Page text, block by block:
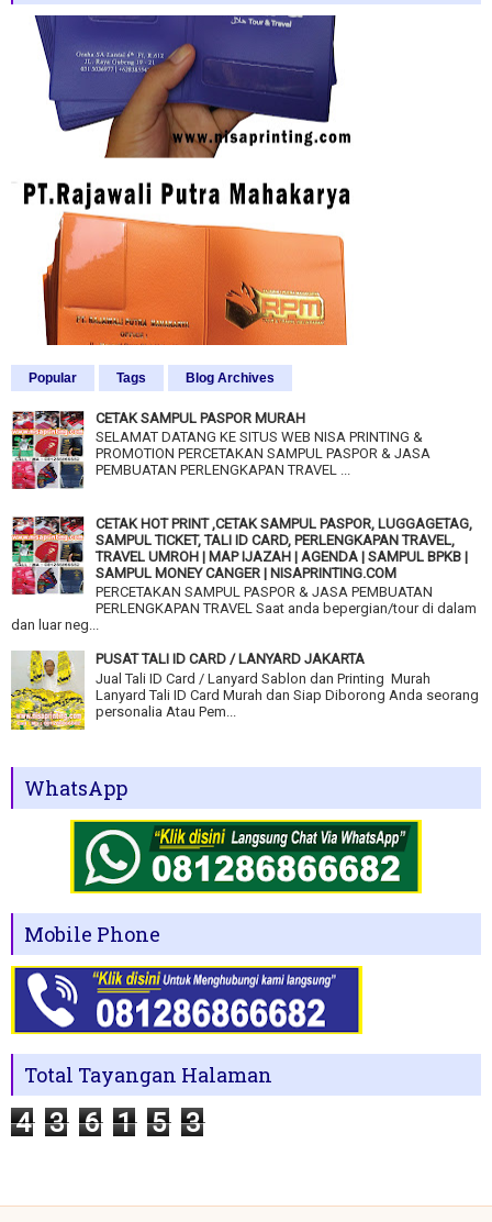
Popular Tags Blog Archives
CETAK SAMPUL PASPOR MURAH
SELAMAT DATANG KE SITUS WEB NISA PRINTING &
PROMOTION PERCETAKAN SAMPUL PASPOR & JASA
PEMBUATAN PERLENGKAPAN TRAVEL ...
CETAK HOT PRINT ,CETAK SAMPUL PASPOR, LUGGAGETAG,
SAMPUL TICKET, TALI ID CARD, PERLENGKAPAN TRAVEL,
TRAVEL UMROH | MAP IJAZAH | AGENDA | SAMPUL BPKB |
SAMPUL MONEY CANGER | NISAPRINTING.COM
PERCETAKAN SAMPUL PASPOR & JASA PEMBUATAN
PERLENGKAPAN TRAVEL Saat anda bepergian/tour di dalam
dan luar neg...
PUSAT TALI ID CARD / LANYARD JAKARTA
Jual Tali ID Card / Lanyard Sablon dan Printing Murah
Lanyard Tali ID Card Murah dan Siap Diborong Anda seorang
personalia Atau Pem...
WhatsApp
Mobile Phone
Total Tayangan Halaman
4 3 6 1 5 3